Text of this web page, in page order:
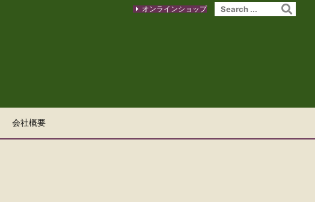
会社概要
オンラインショップ